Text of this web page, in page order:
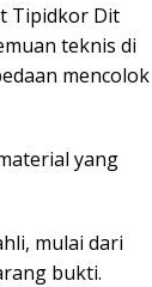
Tipidkor Dit
teknis di
mencolok
yang
mulai dari
bukti.